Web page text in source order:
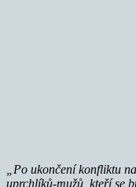
„Po ukončení konfliktu
uprchlíků-mužů, kteří se